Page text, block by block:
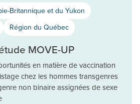
Britannique et du Yukon
Région du Québec
MOVE-UP
en matière de vaccination
chez les hommes transgenres
non binaire assignées de sexe